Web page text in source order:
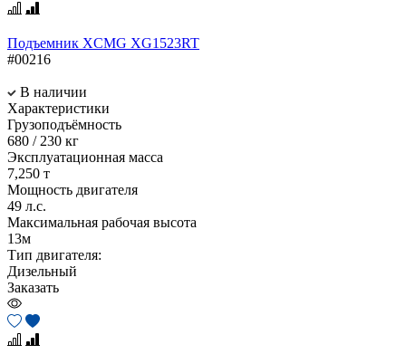
Подъемник XCMG XG1523RT
#00216
В наличии
Характеристики
Грузоподъёмность
680 / 230 кг
Эксплуатационная масса
7,250 т
Мощность двигателя
49 л.с.
Максимальная рабочая высота
13м
Тип двигателя:
Дизельный
Заказать